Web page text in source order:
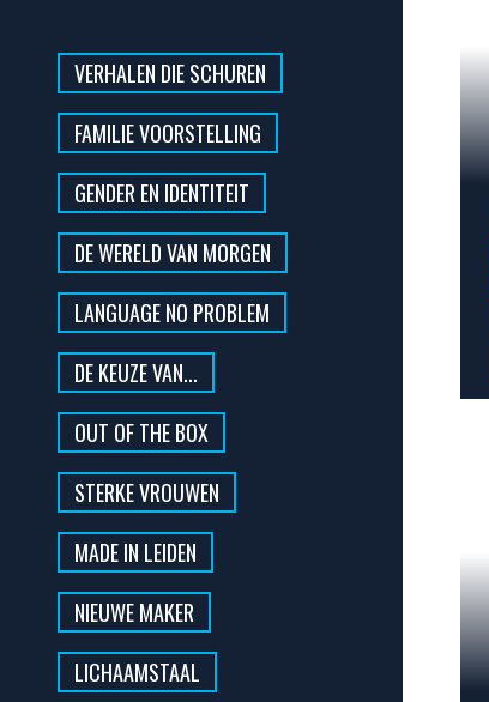
VERHALEN DIE SCHUREN
FAMILIE VOORSTELLING
GENDER EN IDENTITEIT
DE WERELD VAN MORGEN
LANGUAGE NO PROBLEM
DE KEUZE VAN...
OUT OF THE BOX
STERKE VROUWEN
MADE IN LEIDEN
NIEUWE MAKER
LICHAAMSTAAL